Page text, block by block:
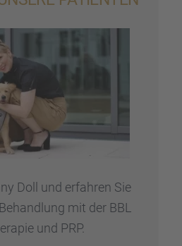
Doll und erfah­ren Sie
mit der BBL
und PRP.